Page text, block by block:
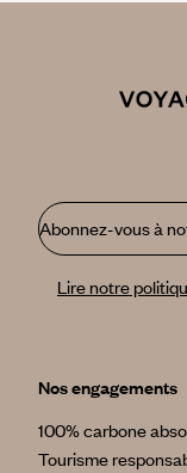
Abonnez-vous à
Lire notre
Nos engagements
100% carbone
Tourisme